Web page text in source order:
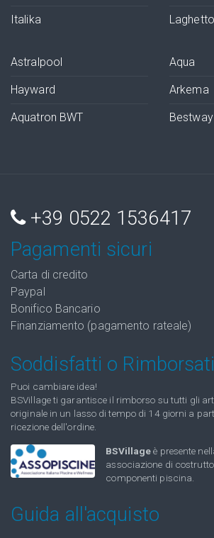
Italika Laghetto
Astralpool
Hayward
Aquatron BWT
Aqua
Arkema
Bestway
+39 0522 1536417
Pagamenti sicuri
Carta di credito
Paypal
Bonifico Bancario
Finanziamento (pagamento rateale)
Soddisfatti o Rimborsati
Puoi cambiare idea!
BSVillage ti garantisce il rimborso su tutti gli
originale in un lasso di tempo di 14 giorni a
ricezione dell'ordine.
BSVillageè presente
associazione di
componenti piscina.
Guida all'acquisto